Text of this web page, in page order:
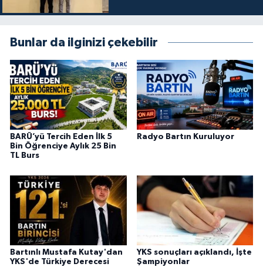
Bunlar da ilginizi çekebilir
BARÜ’yü Tercih Eden İlk 5
Bin Öğrenciye Aylık 25 Bin
TL Burs
Radyo Bartın Kuruluyor
Bartınlı Mustafa Kutay'dan
YKS'de Türkiye Derecesi
YKS sonuçları açıklandı, İşte
Şampiyonlar